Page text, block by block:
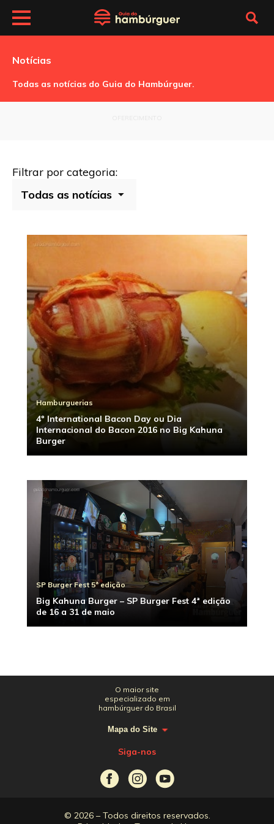
Notícias
Todas as notícias do Guia do Hambúrguer.
Filtrar por categoria:
Hamburguerias
4º International Bacon Day ou Dia
Internacional do Bacon 2016 no Big Kahuna
Burger
SP Burger Fest 5ª edição
Big Kahuna Burger – SP Burger Fest 4ª edição
de 16 a 31 de maio
O maior site
especializado em
hambúrguer do Brasil
Mapa do Site
Siga-nos
© 2026 – Todos direitos reservados.